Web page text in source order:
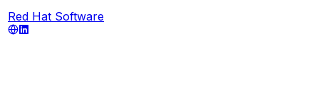
Red Hat Software